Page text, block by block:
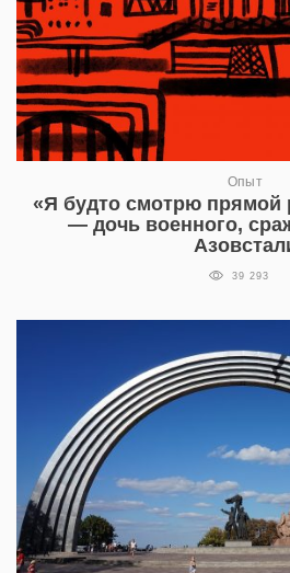
Опыт
«Я будто смотрю прямой
— дочь военного,
39 293